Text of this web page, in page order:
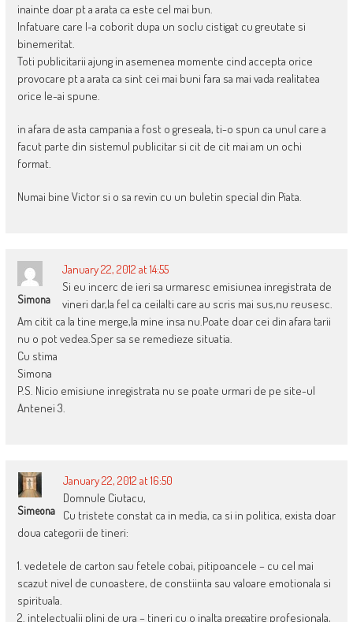
inainte doar pt a arata ca este cel mai bun.
Infatuare care l-a coborit dupa un soclu cistigat cu greutate si
binemeritat.
Toti publicitarii ajung in asemenea momente cind accepta orice
provocare pt a arata ca sint cei mai buni fara sa mai vada realitatea
orice le-ai spune.
in afara de asta campania a fost o greseala, ti-o spun ca unul care a
facut parte din sistemul publicitar si cit de cit mai am un ochi
format.
Numai bine Victor si o sa revin cu un buletin special din Piata.
Simona
January 22, 2012 at 14:55
Si eu incerc de ieri sa urmaresc emisiunea inregistrata de
vineri dar,la fel ca ceilalti care au scris mai sus,nu reusesc.
Am citit ca la tine merge,la mine insa nu.Poate doar cei din afara tarii
nu o pot vedea.Sper sa se remedieze situatia.
Cu stima
Simona
P.S. Nicio emisiune inregistrata nu se poate urmari de pe site-ul
Antenei 3.
Simeona
January 22, 2012 at 16:50
Domnule Ciutacu,
Cu tristete constat ca in media, ca si in politica, exista doar
doua categorii de tineri:
1. vedetele de carton sau fetele cobai, pitipoancele – cu cel mai
scazut nivel de cunoastere, de constiinta sau valoare emotionala si
spirituala.
2. intelectualii plini de ura – tineri cu o inalta pregatire profesionala,